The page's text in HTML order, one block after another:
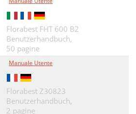
Florabest FHT 600 B2
Benutzerhandbuch,
50 pagine
Manuale Utente
Florabest Z30823
Benutzerhandbuch,
2 pagine